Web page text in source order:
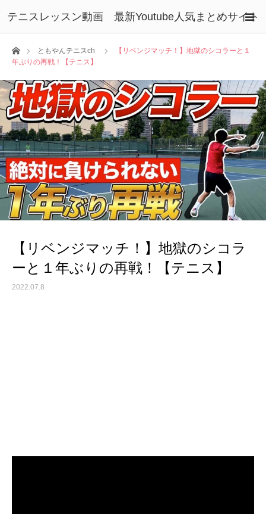
テニスレッスン動画 最新Youtube人気まとめサイト
ホームともやんテニスch
【リベンジマッチ！】地獄のシコラーと１
年ぶりの再戦！【テニス】
【リベンジマッチ！】地獄のシコラ
ーと１年ぶりの再戦！【テニス】
2022.07.8